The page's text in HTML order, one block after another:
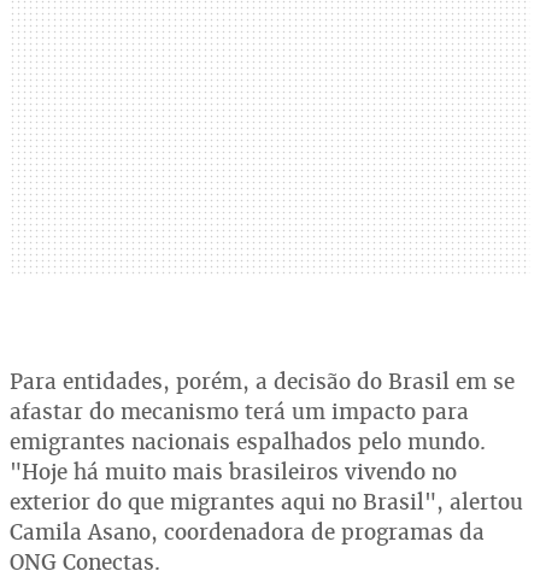
Para entidades, porém, a decisão do Brasil em se
afastar do mecanismo terá um impacto para
emigrantes nacionais espalhados pelo mundo.
"Hoje há muito mais brasileiros vivendo no
exterior do que migrantes aqui no Brasil", alertou
Camila Asano, coordenadora de programas da
ONG Conectas.